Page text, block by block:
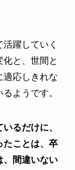
躍していく
と、世間と
適応しきれな
ようです。
るだけに、
たことは、卒
、間違いない